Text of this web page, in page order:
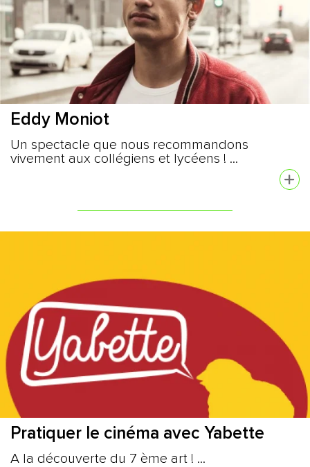
Eddy Moniot
Un spectacle que nous recommandons
vivement aux collégiens et lycéens ! ...
Pratiquer le cinéma avec Yabette
A la découverte du 7 ème art ! ...